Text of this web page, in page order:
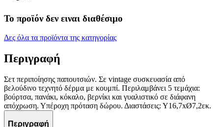
Το προϊόν δεν ειναι διαθέσιμο
Δες όλα τα προϊόντα της κατηγορίας
Περιγραφή
Σετ περιποίησης παπουτσιών. Σε vintage συσκευασία από
βελούδινο τεχνητό δέρμα με κουμπί. Περιλαμβάνει 5 τεμάχια:
βούρτσα, πανάκι, κόκαλο, βερνίκι και γυαλιστικό σε διάφανη
απόχρωση. Υπέροχη πρόταση δώρου. Διαστάσεις: Υ16,7xØ7,2εκ.
Περιγραφή